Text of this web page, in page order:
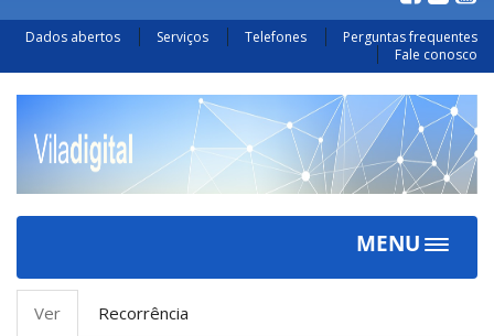
Dados abertos Serviços Telefones
Perguntas frequentes
Fale conosco
MENU
Toggle
Abas
Ver Recorrência